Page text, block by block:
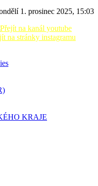
1. prosinec 2025, 15:03
KRAJE